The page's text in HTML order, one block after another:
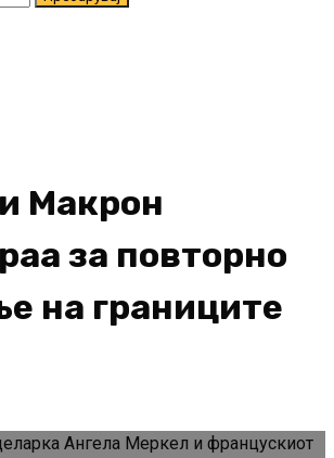
Макрон
за повторно
на границите
Ангела Меркел и францускиот